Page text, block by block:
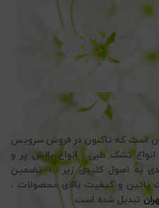
است که تاکنون در فروش سرویس
تشک طبی ، انواع بالش پر و
بالش الیاف و انواع حوله ، با پایبندی به اصول کلیدی زیر : 1. تضمین
2. مشتری مداری 3. قیمت پائین و کیفیت بالای محصولات ،
تبدیل شده است.